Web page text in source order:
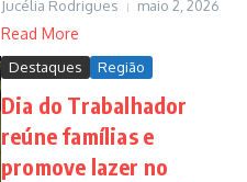
Jucélia Rodrigues maio 2, 2026
Read More
Destaques Região
Dia do Trabalhador
reúne famílias e
promove lazer no